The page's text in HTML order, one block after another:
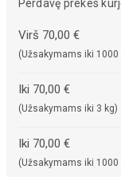
Perdavę prekes
Virš 70,00 €
(Užsakymams iki 1000
Iki 70,00 €
(Užsakymams iki 3 kg)
Iki 70,00 €
(Užsakymams iki 1000